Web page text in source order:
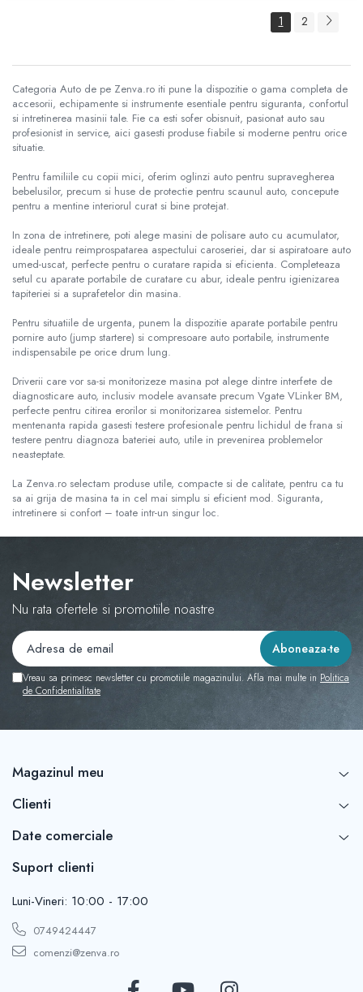
1 2
Categoria Auto de pe Zenva.ro iti pune la dispozitie o gama completa de
accesorii, echipamente si instrumente esentiale pentru siguranta, confortul
si intretinerea masinii tale. Fie ca esti sofer obisnuit, pasionat auto sau
profesionist in service, aici gasesti produse fiabile si moderne pentru orice
situatie.
Pentru familiile cu copii mici, oferim oglinzi auto pentru supravegherea
bebelusilor, precum si huse de protectie pentru scaunul auto, concepute
pentru a mentine interiorul curat si bine protejat.
In zona de intretinere, poti alege masini de polisare auto cu acumulator,
ideale pentru reimprospatarea aspectului caroseriei, dar si aspiratoare auto
umed-uscat, perfecte pentru o curatare rapida si eficienta. Completeaza
setul cu aparate portabile de curatare cu abur, ideale pentru igienizarea
tapiteriei si a suprafetelor din masina.
Pentru situatiile de urgenta, punem la dispozitie aparate portabile pentru
pornire auto (jump startere) si compresoare auto portabile, instrumente
indispensabile pe orice drum lung.
Driverii care vor sa-si monitorizeze masina pot alege dintre interfete de
diagnosticare auto, inclusiv modele avansate precum Vgate VLinker BM,
perfecte pentru citirea erorilor si monitorizarea sistemelor. Pentru
mentenanta rapida gasesti testere profesionale pentru lichidul de frana si
testere pentru diagnoza bateriei auto, utile in prevenirea problemelor
neasteptate.
La Zenva.ro selectam produse utile, compacte si de calitate, pentru ca tu
sa ai grija de masina ta in cel mai simplu si eficient mod. Siguranta,
intretinere si confort – toate intr-un singur loc.
Newsletter
Nu rata ofertele si promotiile noastre
Vreau sa primesc newsletter cu promotiile magazinului. Afla mai multe in Politica
de Confidentialitate
Magazinul meu
Clienti
Date comerciale
Suport clienti
Luni-Vineri: 10:00 - 17:00
0749424447
comenzi@zenva.ro